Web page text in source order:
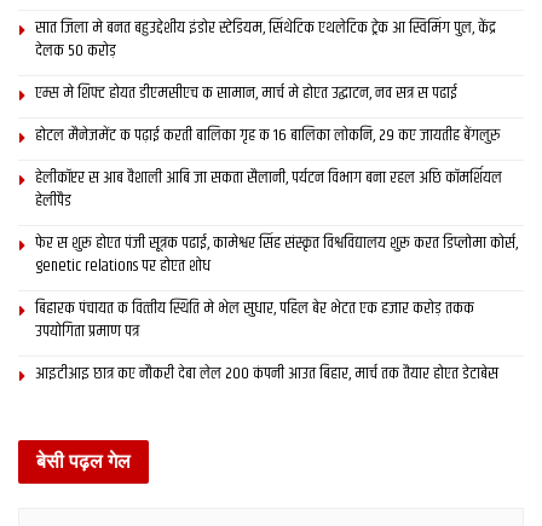
सात जिला मे बनत बहुउद्देशीय इंडोर स्‍टेडि‍यम, सिंथेटिक एथलेटिक ट्रेक आ स्विमिंग पुल, केंद्र
देलक 50 करोड़
एम्स मे शिफ्ट होयत डीएमसीएच क सामान, मार्च मे होएत उद्घाटन, नव सत्र स पढाई
होटल मैनेजमेंट क पढ़ाई करती बालिका गृह क 16 बालिका लोकनि, 29 कए जायतीह बेंगलुरु
हेलीकॉप्टर स आब वैशाली आबि जा सकता सैलानी, पर्यटन विभाग बना रहल अछि कॉमर्शियल
हेलीपैड
फेर स शुरू होएत पंजी सूत्रक पढाई, कामेश्वर सिंह संस्कृत विश्वविद्यालय शुरू करत डिप्लोमा कोर्स,
genetic relations पर होएत शोध
बिहारक पंचायत क वित्‍तीय स्थिति मे भेल सुधार, पहिल बेर भेटत एक हजार करोड़ तकक
उपयोगिता प्रमाण पत्र
आइटीआइ छात्र कए नौकरी देबा लेल 200 कंपनी आउत बिहार, मार्च तक तैयार होएत डेटाबेस
बेसी पढ़ल गेल